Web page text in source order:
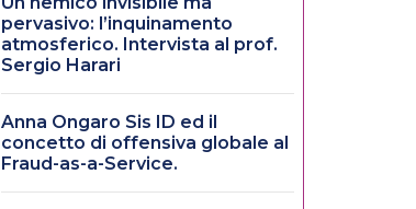
pervasivo: l’inquinamento
atmosferico. Intervista al prof.
Sergio Harari
Anna Ongaro Sis ID ed il
concetto di offensiva globale al
Fraud-as-a-Service.